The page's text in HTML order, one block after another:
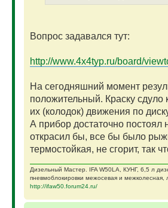
Вопрос задавался тут:
http://www.4x4typ.ru/board/
На сегодняшний момент
положительный. Краску сдуло
их (колодок) движения по
А прибор достаточно
открасил бы, все бы было
термостойкая, не сгорит, так
Дизельный Мастер. IFA W50LA, КУНГ, 6,5 л
пневмоблокировки межосевая и межколесная,
http://ifaw50.forum24.ru/